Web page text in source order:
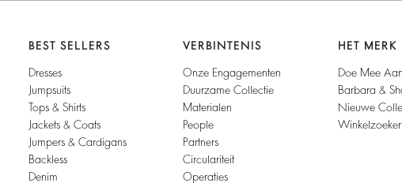
BEST SELLERS
Dresses
Jumpsuits
Tops & Shirts
Jackets & Coats
Jumpers & Cardigans
Backless
Denim
VERBINTENIS
Onze Engagementen
Duurzame Collectie
Materialen
People
Partners
Circulariteit
Operaties
HET MERK
Doe Mee
Barbara &
Nieuwe
Winkelzoeker